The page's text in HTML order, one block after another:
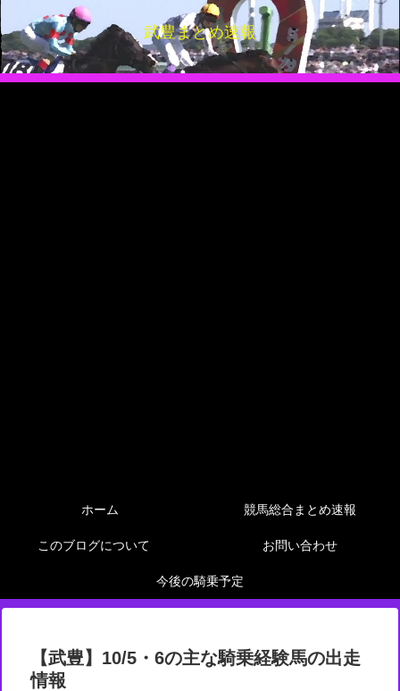
武豊まとめ速報
ホーム 競馬総合まとめ速報
このブログについて お問い合わせ
今後の騎乗予定
【武豊】10/5・6の主な騎乗経験馬の出走
情報